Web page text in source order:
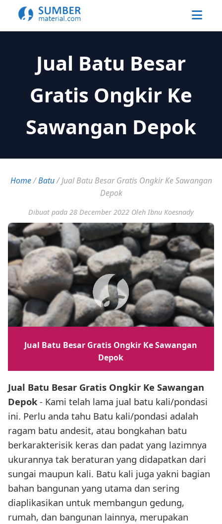
Jual Batu Besar
Gratis Ongkir Ke
Sawangan Depok
Home/Batu/Jual Batu Besar Gratis Ongkir Ke Sawangan
Depok
Dibuat pada 28 December 2022 Oleh Ibnu Koesnady
Jual Batu Besar Gratis Ongkir Ke Sawangan
Depok
Jual Batu Besar Gratis Ongkir Ke Sawangan
Depok - Kami telah lama jual batu kali/pondasi
ini. Perlu anda tahu Batu kali/pondasi adalah
ragam batu andesit, atau bongkahan batu
berkarakterisik keras dan padat yang lazimnya
ukurannya tak beraturan yang didapatkan dari
sungai maupun kali. Batu kali juga yakni bagian
bahan bangunan yang utama dan sering
diaplikasikan untuk membangun gedung,
rumah, dan bangunan lainnya, merupakan